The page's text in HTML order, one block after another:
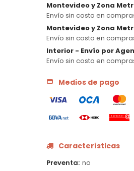
Montevideo y Zona
Envío sin costo en
Montevideo y Zona
Envío sin costo en
Interior - Envío por
Envío sin costo en
Medios de pago
Características
Preventa no